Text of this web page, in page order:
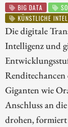
BIG DATA
KÜNSTLICHE
Die digitale
Intelligenz und
Giganten wie
Anschluss an
drohen, formiert